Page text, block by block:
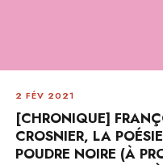
2 FÉV 2021
[CHRONIQUE]
CROSNIER, LA
POUDRE NOIRE (À